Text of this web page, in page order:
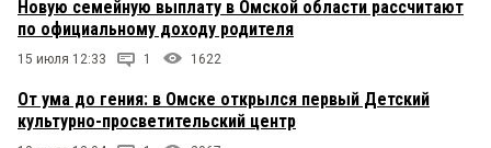
Новую семейную выплату в Омской области рассчитают
по официальному доходу родителя
15 июля 12:33 1 1622
От ума до гения: в Омске открылся первый Детский
культурно-просветительский центр